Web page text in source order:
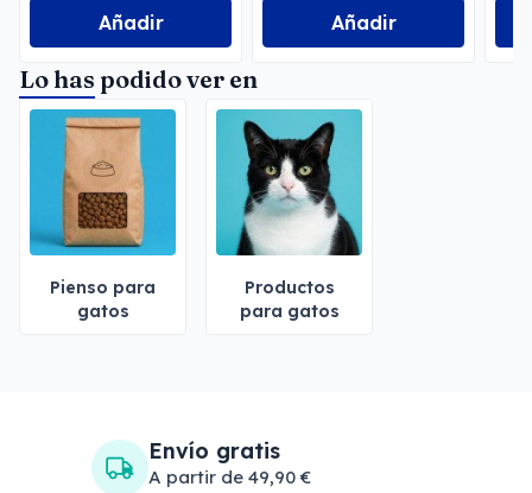
Añadir Añadir
Lo has podido ver en
Pienso para
gatos
Productos
para gatos
Envío gratis
A partir de 49,90 €